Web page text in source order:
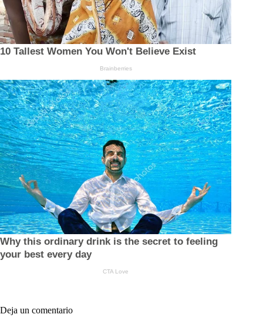
Deja un comentario